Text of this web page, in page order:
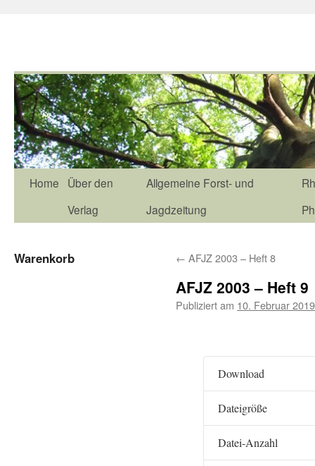
Home
Über den
Verlag
Allgemeine Forst- und
Jagdzeitung
← AFJZ 2003 – Heft 8
AFJZ 2003 – Heft 9
Publiziert am 10. Februar 2019
Download
Dateigröße
Datei-Anzahl
Warenkorb